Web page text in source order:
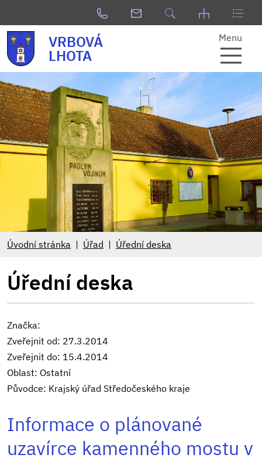
VRBOVÁ
LHOTA
Menu
Úvodní stránka Úřad Úřední deska
Úřední deska
Značka:
Zveřejnit od: 27.3.2014
Zveřejnit do: 15.4.2014
Oblast: Ostatní
Původce: Krajský úřad Středočeského kraje
Informace o plánované
uzavírce kamenného mostu v